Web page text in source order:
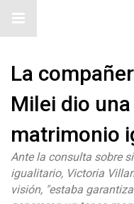
La
Milei dio
matrimonio
Ante la consulta sobre
igualitario, Victoria
visión, "estaba